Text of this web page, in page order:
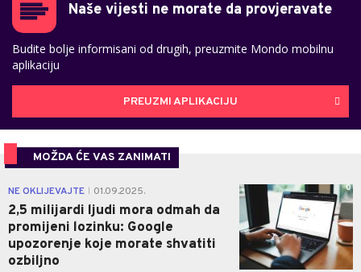
Naše vijesti ne morate da provjeravate
Budite bolje informisani od drugih, preuzmite Mondo mobilnu
aplikaciju
PREUZMI APLIKACIJU
MOŽDA ĆE VAS ZANIMATI
NE OKLIJEVAJTE 01.09.2025.
2,5 milijardi ljudi mora odmah da
promijeni lozinku: Google
upozorenje koje morate shvatiti
ozbiljno
0